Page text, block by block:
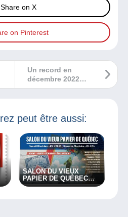
Share on X
on Pinterest
Un record en
décembre 2022
pour une Dinky
peut être aussi:
SALON DU VIEUX
PAPIER DE QUÉBEC
2023